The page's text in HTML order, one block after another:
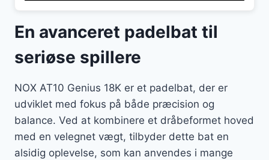
En avanceret padelbat til
seriøse spillere
NOX AT10 Genius 18K er et padelbat, der er
udviklet med fokus på både præcision og
balance. Ved at kombinere et dråbeformet hoved
med en velegnet vægt, tilbyder dette bat en
alsidig oplevelse, som kan anvendes i mange